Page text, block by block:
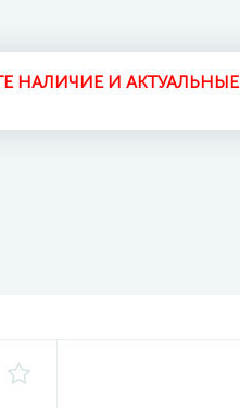
НАЛИЧИЕ И